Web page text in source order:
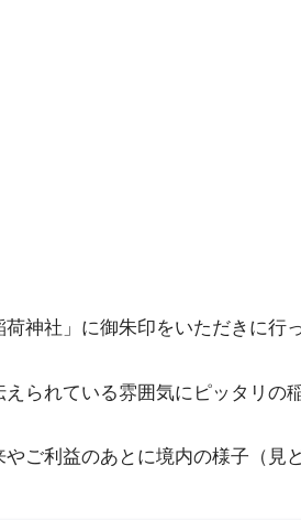
神社」に御朱印をいただきに行
えられている雰囲気にピッタリの
ご利益のあとに境内の様子（見